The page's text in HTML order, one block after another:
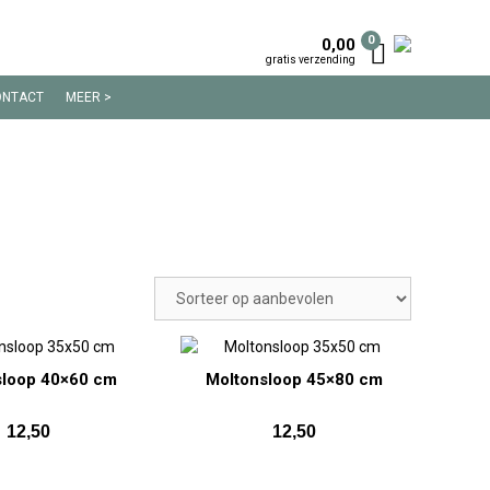
0,00
gratis verzending
0
BEKIJK MEER >
MEER >
40×60 cm
12,50
Moltonsloop 45×80 cm
12,50